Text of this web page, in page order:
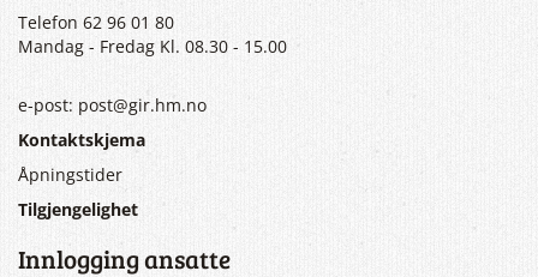
Telefon 62 96 01 80
Mandag - Fredag Kl. 08.30 - 15.00
e-post: post@gir.hm.no
Kontaktskjema
Åpningstider
Tilgjengelighet
Innlogging ansatte